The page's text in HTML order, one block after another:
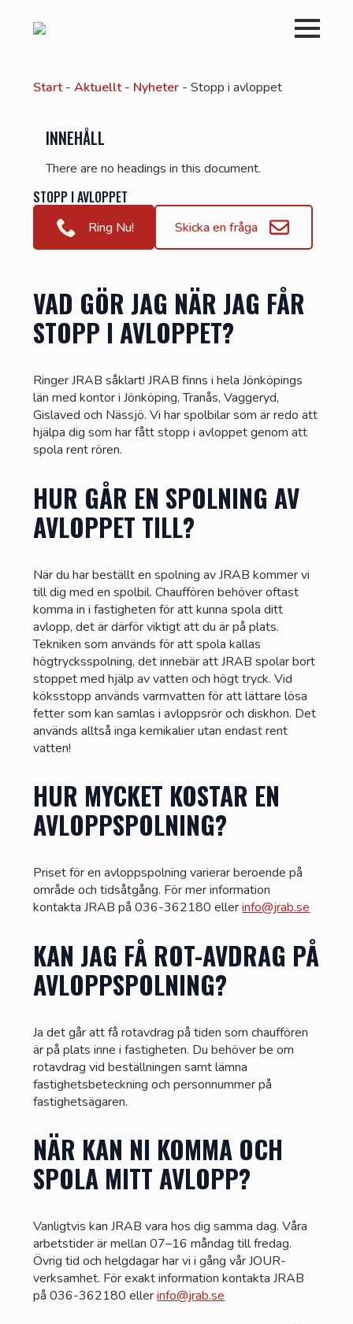
Start-Aktuellt - Nyheter -Stopp i avloppet
INNEHÅLL
There are no headings in this document.
STOPP I AVLOPPET
Ring Nu! Skicka en fråga
VAD GÖR JAG NÄR JAG FÅR
STOPP I AVLOPPET?
Ringer JRAB såklart! JRAB finns i hela Jönköpings
län med kontor i Jönköping, Tranås, Vaggeryd,
Gislaved och Nässjö. Vi har spolbilar som är redo att
hjälpa dig som har fått stopp i avloppet genom att
spola rent rören.
HUR GÅR EN SPOLNING AV
AVLOPPET TILL?
När du har beställt en spolning av JRAB kommer vi
till dig med en spolbil. Chauffören behöver oftast
komma in i fastigheten för att kunna spola ditt
avlopp, det är därför viktigt att du är på plats.
Tekniken som används för att spola kallas
högtrycksspolning, det innebär att JRAB spolar bort
stoppet med hjälp av vatten och högt tryck. Vid
köksstopp används varmvatten för att lättare lösa
fetter som kan samlas i avloppsrör och diskhon. Det
används alltså inga kemikalier utan endast rent
vatten!
HUR MYCKET KOSTAR EN
AVLOPPSPOLNING?
Priset för en avloppspolning varierar beroende på
område och tidsåtgång. För mer information
kontakta JRAB på 036-362180 ellerinfo@jrab.se
KAN JAG FÅ ROT-AVDRAG PÅ
AVLOPPSPOLNING?
Ja det går att få rotavdrag på tiden som chauffören
är på plats inne i fastigheten. Du behöver be om
rotavdrag vid beställningen samt lämna
fastighetsbeteckning och personnummer på
fastighetsägaren.
NÄR KAN NI KOMMA OCH
SPOLA MITT AVLOPP?
Vanligtvis kan JRAB vara hos dig samma dag. Våra
arbetstider är mellan 07–16 måndag till fredag.
Övrig tid och helgdagar har vi i gång vår JOUR-
verksamhet. För exakt information kontakta JRAB
på 036-362180 ellerinfo@jrab.se